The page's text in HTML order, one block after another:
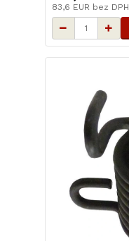
83,6 EUR bez DPH